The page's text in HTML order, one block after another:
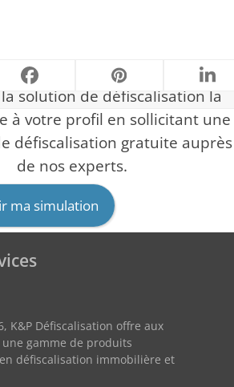
solution de défiscalisation la
à votre profil en sollicitant une
défiscalisation gratuite auprès
de nos experts.
ma simulation
K&P Défiscalisation offre aux
gamme de produits
défiscalisation immobilière et